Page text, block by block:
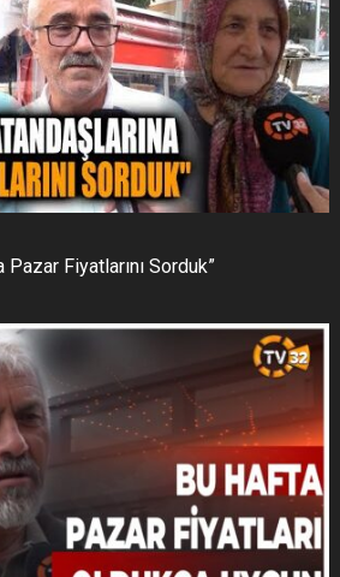
Pazar Fiyatlarını Sorduk”